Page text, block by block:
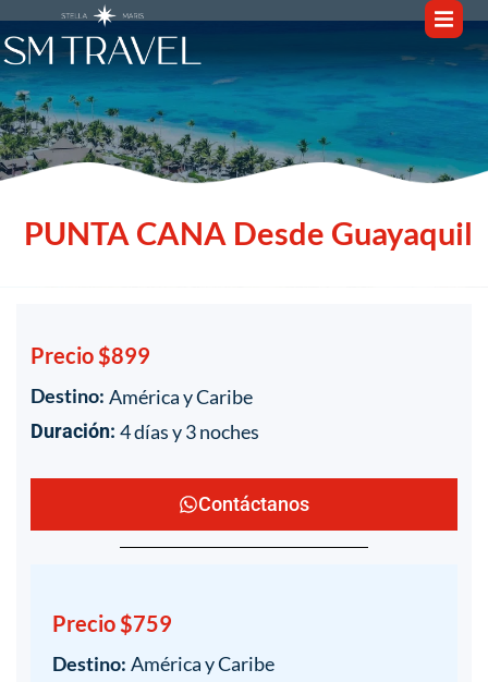
PUNTA CANA Desde Guayaquil
Precio $899
Destino: América y Caribe
Duración: 4 días y 3 noches
Contáctanos
Precio $759
Destino: América y Caribe